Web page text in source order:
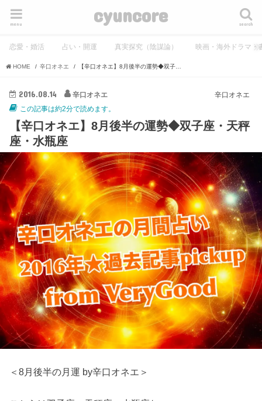
cyuncore search
menu
恋愛・婚活 占い・開運 真実探究（陰謀論） 映画・海外ドラマ・
HOME 辛口オネエ
辛口オネエ
2016.08.14
辛口オネエ
この記事は約2分で読めます。
【辛口オネエ】8月後半の運勢◆双子座・天秤
座・水瓶座
＜8月後半の月運 by辛口オネエ＞